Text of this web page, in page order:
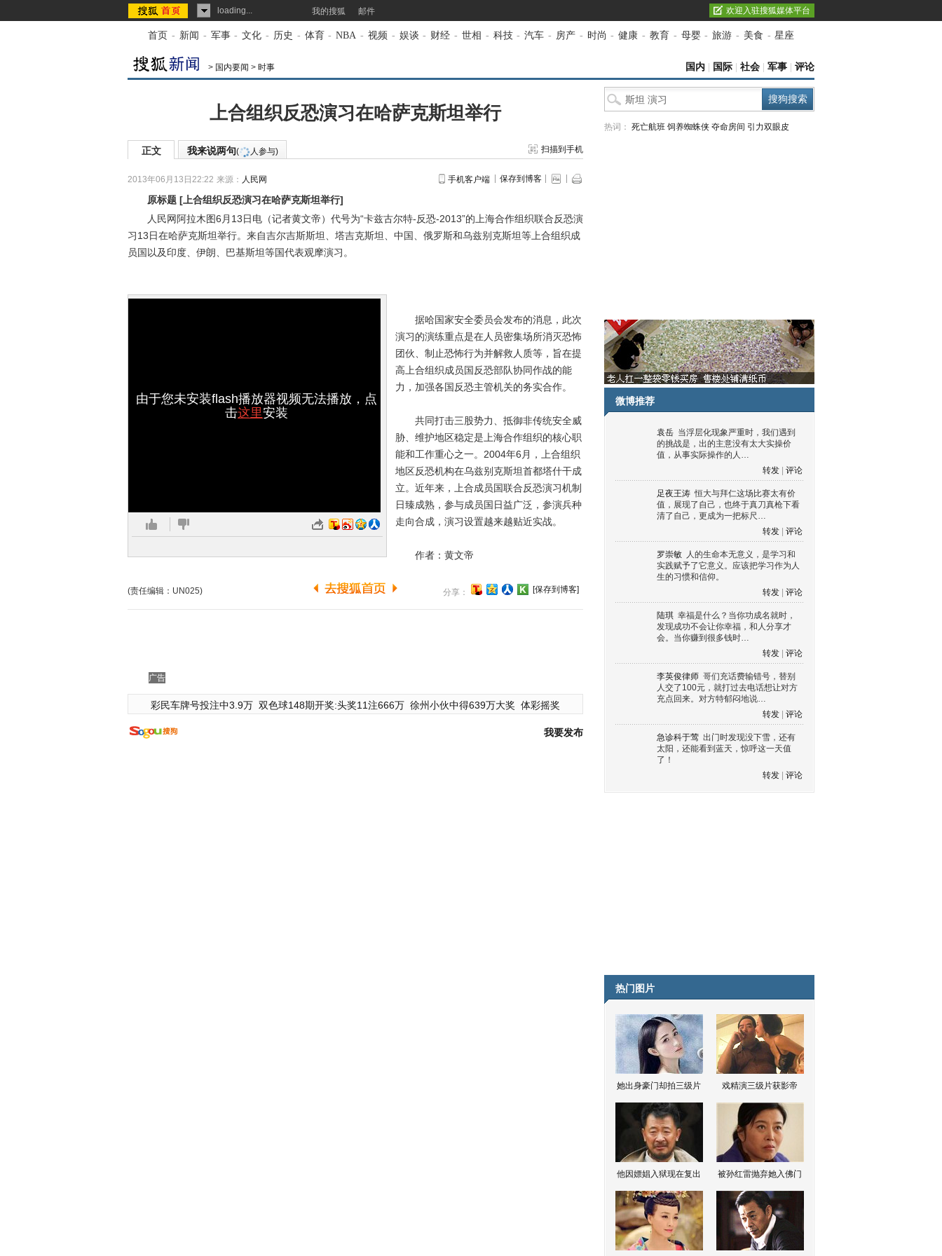
loading... 我的搜狐 邮件 欢迎入驻搜狐媒体平台
首页 - 新闻 - 军事 - 文化 - 历史 - 体育 - NBA - 视频 - 娱谈 - 财经 - 世相 - 科技 - 汽车 - 房产 - 时尚 - 健康 - 教育 - 母婴 - 旅游 - 美食 - 星座
> 国内要闻 > 时事 国内 国际 社会 军事 评论
上合组织反恐演习在哈萨克斯坦举行
正文 我来说两句( 人参与) 扫描到手机
2013年06月13日22:22 来源： 人民网 手机客户端 保存到博客
原标题 [ 上合组织反恐演习在哈萨克斯坦举行]
人民网阿拉木图6月13日电（记者黄文帝）代号为“卡兹古尔特-反恐-2013”的上海合作组织联合反恐演
习13日在哈萨克斯坦举行。来自吉尔吉斯斯坦、塔吉克斯坦、中国、俄罗斯和乌兹别克斯坦等上合组织成
员国以及印度、伊朗、巴基斯坦等国代表观摩演习。
由于您未安装flash播放器视频无法播放，点
击这里安装
据哈国家安全委员会发布的消息，此次
演习的演练重点是在人员密集场所消灭恐怖
团伙、制止恐怖行为并解救人质等，旨在提
高上合组织成员国反恐部队协同作战的能
力，加强各国反恐主管机关的务实合作。
共同打击三股势力、抵御非传统安全威
胁、维护地区稳定是上海合作组织的核心职
能和工作重心之一。2004年6月，上合组织
地区反恐机构在乌兹别克斯坦首都塔什干成
立。近年来，上合成员国联合反恐演习机制
日臻成熟，参与成员国日益广泛，参演兵种
走向合成，演习设置越来越贴近实战。
作者：黄文帝
(责任编辑：UN025) 分享： [保存到博客]
广告
彩民车牌号投注中3.9万 双色球148期开奖:头奖11注666万 徐州小伙中得639万大奖 体彩摇奖
我要发布
热词： 死亡航班 饲养蜘蛛侠 夺命房间 引力双眼皮
微博推荐
袁岳 当浮层化现象严重时，我们遇到
的挑战是，出的主意没有太大实操价
值，从事实际操作的人…
转发
评论
足夜王涛 恒大与拜仁这场比赛太有价
值，展现了自己，也终于真刀真枪下看
清了自己，更成为一把标尺…
转发
评论
罗崇敏 人的生命本无意义，是学习和
实践赋予了它意义。应该把学习作为人
生的习惯和信仰。
转发
评论
陆琪 幸福是什么？当你功成名就时，
发现成功不会让你幸福，和人分享才
会。当你赚到很多钱时…
转发
评论
李英俊律师 哥们充话费输错号，替别
人交了100元，就打过去电话想让对方
充点回来。对方特郁闷地说…
转发
评论
急诊科于莺 出门时发现没下雪，还有
太阳，还能看到蓝天，惊呼这一天值
了！
转发
评论
热门图片
她出身豪门却拍三级片 戏精演三级片获影帝
他因嫖娼入狱现在复出 被孙红雷抛弃她入佛门